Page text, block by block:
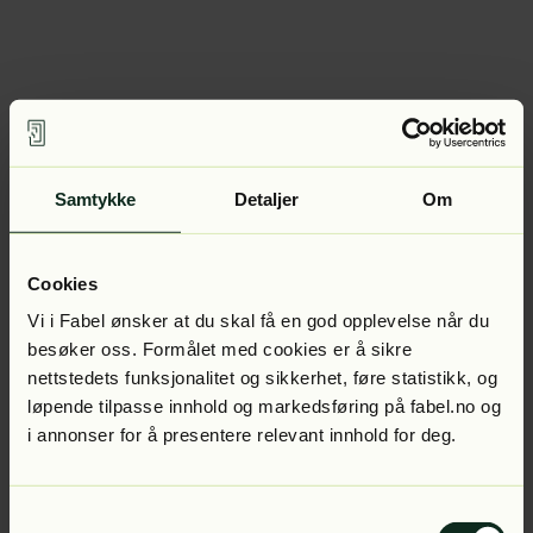
Samtykke Detaljer Om
Cookies
Vi i Fabel ønsker at du skal få en god opplevelse når du
besøker oss. Formålet med cookies er å sikre
nettstedets funksjonalitet og sikkerhet, føre statistikk, og
løpende tilpasse innhold og markedsføring på fabel.no og
i annonser for å presentere relevant innhold for deg.